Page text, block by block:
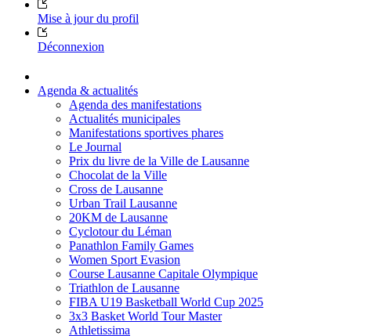
Mise à jour du profil
Déconnexion
Agenda & actualités
Agenda des manifestations
Actualités municipales
Manifestations sportives phares
Le Journal
Prix du livre de la Ville de Lausanne
Chocolat de la Ville
Cross de Lausanne
Urban Trail Lausanne
20KM de Lausanne
Cyclotour du Léman
Panathlon Family Games
Women Sport Evasion
Course Lausanne Capitale Olympique
Triathlon de Lausanne
FIBA U19 Basketball World Cup 2025
3x3 Basket World Tour Master
Athletissima